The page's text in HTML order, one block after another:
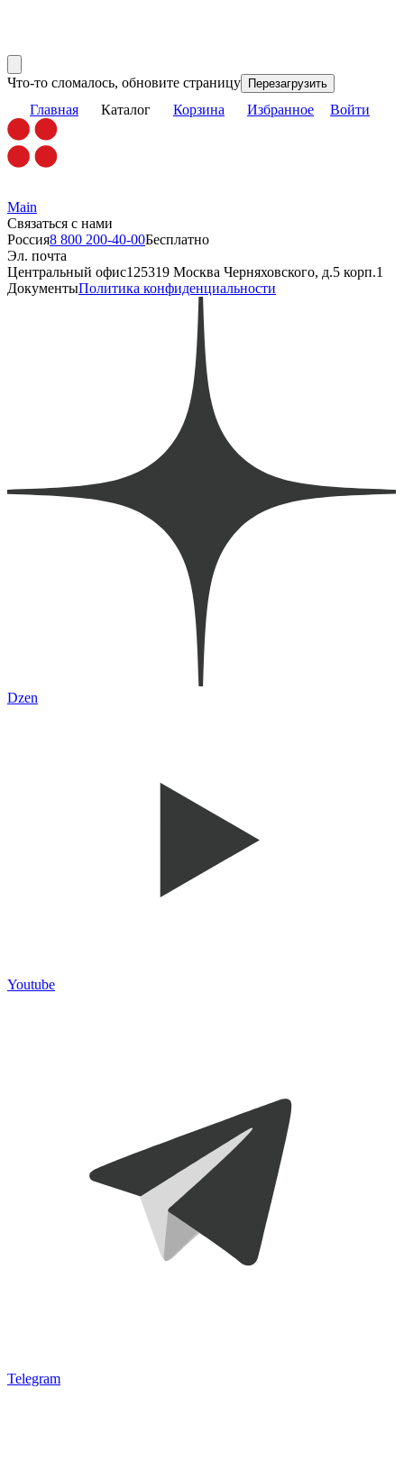
Что-то сломалось, обновите страницу Перезагрузить
Главная Каталог Корзина Избранное Войти
Main
Связаться с нами
Россия8 800 200-40-00Бесплатно
Эл. почта
Центральный офис125319 Москва Черняховского, д.5 корп.1
ДокументыПолитика конфиденциальности
Dzen
Youtube
Telegram